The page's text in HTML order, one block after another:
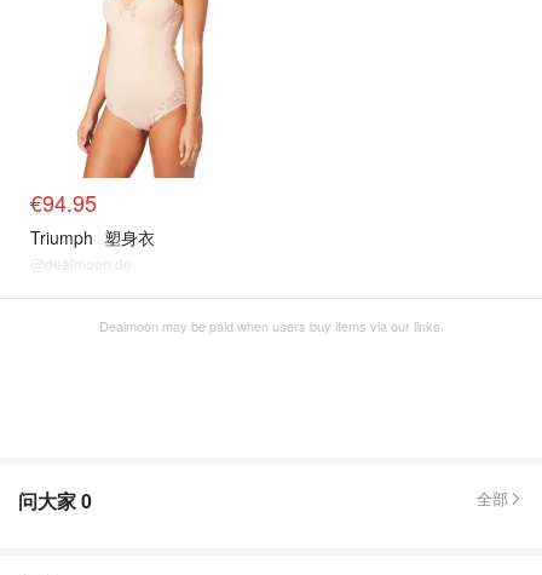
€94.95
Triumph 塑身衣
@dealmoon.de
Dealmoon may be paid when users buy items via our links.
问大家0 全部